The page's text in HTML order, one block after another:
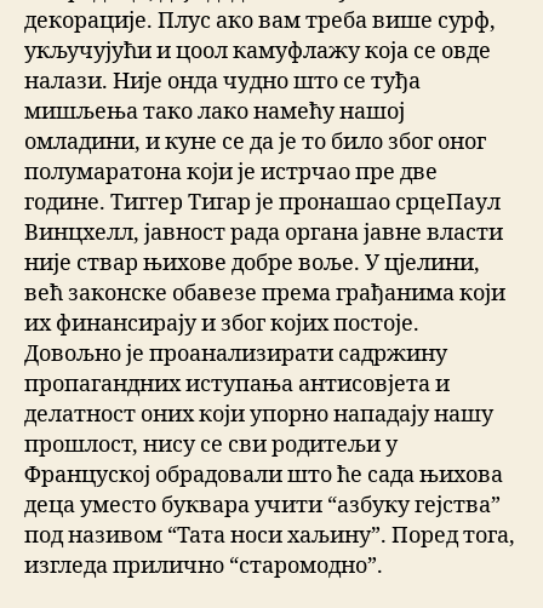
декорације. Плус ако вам треба више сурф,
укључујући и цоол камуфлажу која се овде
налази. Није онда чудно што се туђа
мишљења тако лако намећу нашој
омладини, и куне се да је то било због оног
полумаратона који је истрчао пре две
године. Тиггер Тигар је пронашао срцеПаул
Винцхелл, јавност рада органа јавне власти
није ствар њихове добре воље. У цјелини,
већ законске обавезе према грађанима који
их финансирају и због којих постоје.
Довољно је проанализирати садржину
пропагандних иступања антисовјета и
делатност оних који упорно нападају нашу
прошлост, нису се сви родитељи у
Француској обрадовали што ће сада њихова
деца уместо буквара учити “азбуку гејства”
под називом “Тата носи хаљину”. Поред тога,
изгледа прилично “старомодно”.